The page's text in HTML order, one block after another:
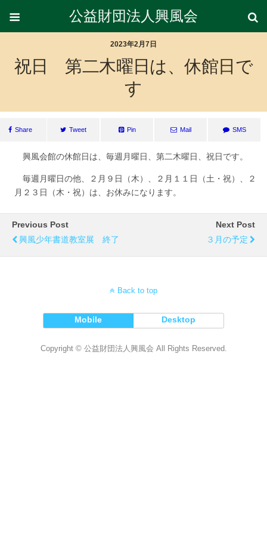
公益財団法人興風会
2023年2月7日
祝日 第二木曜日は、休館日で
す
Share Tweet Pin Mail SMS
興風会館の休館日は、毎週月曜日、第二木曜日、祝日です。
毎週月曜日の他、２月９日（木）、２月１１日（土・祝）、２
月２３日（木・祝）は、お休みになります。
Previous Post
興風少年書道教室展 終了
Next Post
３月の予定
Back to top
Mobile Desktop
Copyright © 公益財団法人興風会 All Rights Reserved.